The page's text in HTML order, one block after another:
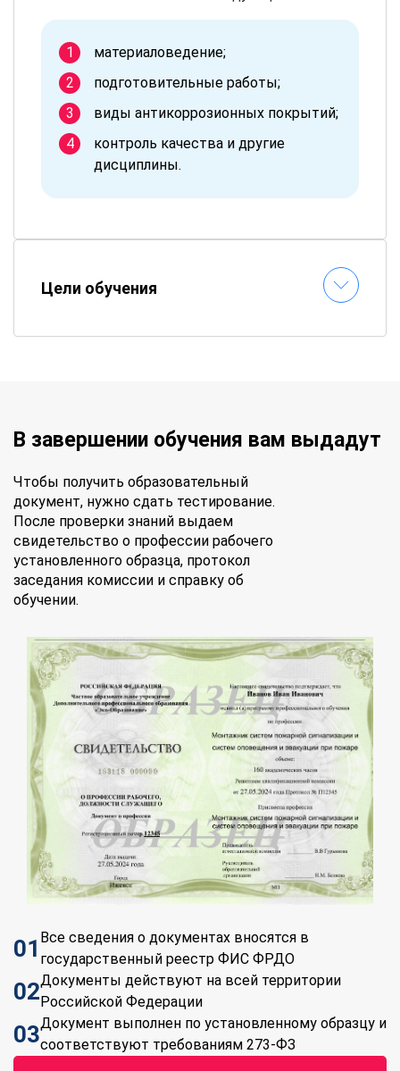
материаловедение;
подготовительные работы;
виды антикоррозионных покрытий;
контроль качества и другие
дисциплины.
Цели обучения
В завершении обучения вам выдадут
Чтобы получить образовательный
документ, нужно сдать тестирование.
После проверки знаний выдаем
свидетельство о профессии рабочего
установленного образца, протокол
заседания комиссии и справку об
обучении.
01 Все сведения о документах вносятся в
государственный реестр ФИС ФРДО
02Документы действуют на всей территории
Российской Федерации
03Документ выполнен по установленному образцу и
соответствуют требованиям 273-ФЗ